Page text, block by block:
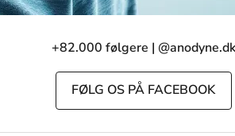
+82.000 følgere | @anodyne.dk
FØLG OS PÅ FACEBOOK